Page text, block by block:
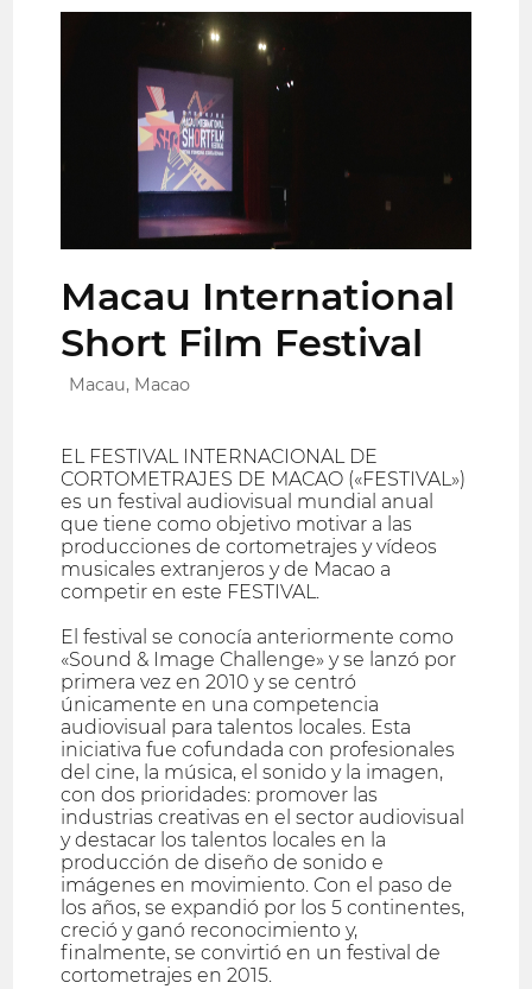
Macau International
Short Film Festival
Macau, Macao
EL FESTIVAL INTERNACIONAL DE
CORTOMETRAJES DE MACAO («FESTIVAL»)
es un festival audiovisual mundial anual
que tiene como objetivo motivar a las
producciones de cortometrajes y vídeos
musicales extranjeros y de Macao a
competir en este FESTIVAL.
El festival se conocía anteriormente como
«Sound & Image Challenge» y se lanzó por
primera vez en 2010 y se centró
únicamente en una competencia
audiovisual para talentos locales. Esta
iniciativa fue cofundada con profesionales
del cine, la música, el sonido y la imagen,
con dos prioridades: promover las
industrias creativas en el sector audiovisual
y destacar los talentos locales en la
producción de diseño de sonido e
imágenes en movimiento. Con el paso de
los años, se expandió por los 5 continentes,
creció y ganó reconocimiento y,
finalmente, se convirtió en un festival de
cortometrajes en 2015.